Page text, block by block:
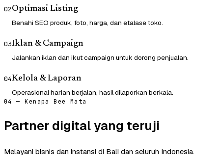
02Optimasi Listing
Benahi SEO produk, foto, harga, dan etalase toko.
03Iklan & Campaign
Jalankan iklan dan ikut campaign untuk dorong penjualan.
04Kelola & Laporan
Operasional harian berjalan, hasil dilaporkan berkala.
04 — Kenapa Bee Mata
Partner digital yang teruji
Melayani bisnis dan instansi di Bali dan seluruh Indonesia.